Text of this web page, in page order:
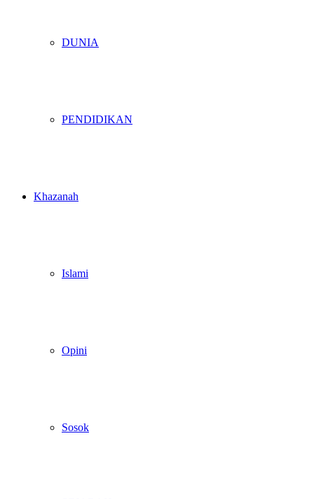
DUNIA
PENDIDIKAN
Khazanah
Islami
Opini
Sosok